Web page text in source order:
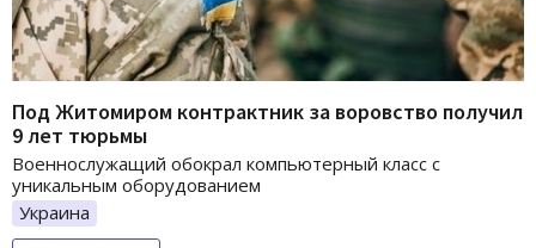
Под Житомиром контрактник за воровство получил
9 лет тюрьмы
Военнослужащий обокрал компьютерный класс с
уникальным оборудованием
Украина